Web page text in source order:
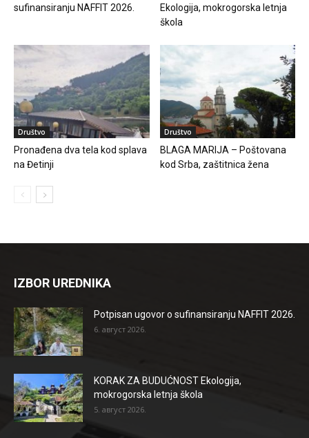
sufinansiranju NAFFIT 2026.
Ekologija, mokrogorska letnja
škola
Društvo
Pronađena dva tela kod splava
na Đetinji
Društvo
BLAGA MARIJA – Poštovana
kod Srba, zaštitnica žena
IZBOR UREDNIKA
Potpisan ugovor o sufinansiranju NAFFIT 2026.
6. август 2026.
KORAK ZA BUDUĆNOST Ekologija,
mokrogorska letnja škola
5. август 2026.